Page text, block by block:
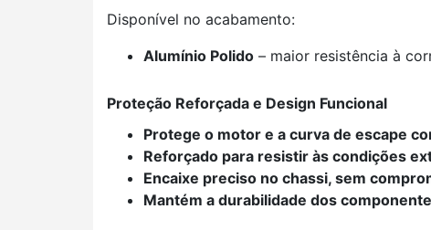
Disponível no acabamento:
Alumínio Polido – maior resistência à
Proteção Reforçada e Design Funcional
Protege o motor e a curva de escape
Reforçado para resistir às condições
Encaixe preciso no chassi, sem
Mantém a durabilidade dos